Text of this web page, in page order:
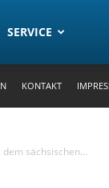
SERVICE
KONTAKT
sächsischen...